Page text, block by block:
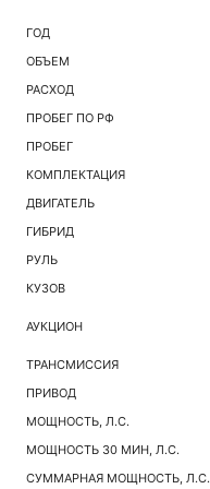
ГОД
ОБЪЕМ
РАСХОД
ПРОБЕГ ПО РФ
ПРОБЕГ
КОМПЛЕКТАЦИЯ
ДВИГАТЕЛЬ
ГИБРИД
РУЛЬ
КУЗОВ
АУКЦИОН
ТРАНСМИССИЯ
ПРИВОД
МОЩНОСТЬ, Л.С.
МОЩНОСТЬ 30 МИН, Л.С.
СУММАРНАЯ МОЩНОСТЬ, Л.С.